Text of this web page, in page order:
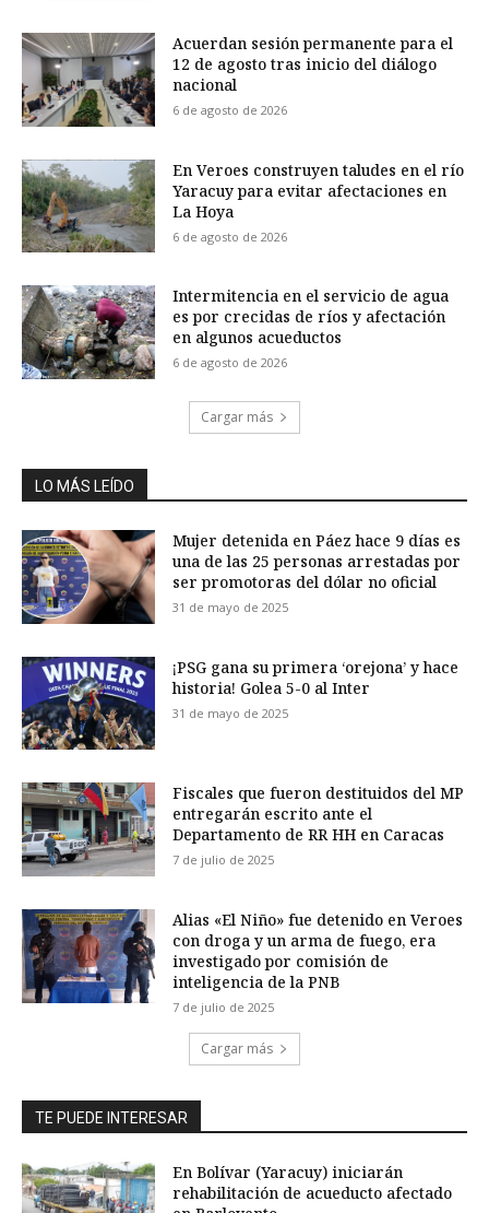
Acuerdan sesión permanente para el
12 de agosto tras inicio del diálogo
nacional
6 de agosto de 2026
En Veroes construyen taludes en el río
Yaracuy para evitar afectaciones en
La Hoya
6 de agosto de 2026
Intermitencia en el servicio de agua
es por crecidas de ríos y afectación
en algunos acueductos
6 de agosto de 2026
Cargar más
LO MÁS LEÍDO
Mujer detenida en Páez hace 9 días es
una de las 25 personas arrestadas por
ser promotoras del dólar no oficial
31 de mayo de 2025
¡PSG gana su primera ‘orejona’ y hace
historia! Golea 5-0 al Inter
31 de mayo de 2025
Fiscales que fueron destituidos del MP
entregarán escrito ante el
Departamento de RR HH en Caracas
7 de julio de 2025
Alias «El Niño» fue detenido en Veroes
con droga y un arma de fuego, era
investigado por comisión de
inteligencia de la PNB
7 de julio de 2025
Cargar más
TE PUEDE INTERESAR
En Bolívar (Yaracuy) iniciarán
rehabilitación de acueducto afectado